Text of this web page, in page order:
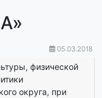
05.03.2018
физической
округа, при